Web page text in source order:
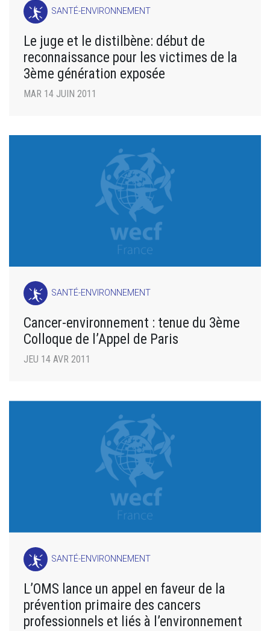
SANTÉ-ENVIRONNEMENT
Le juge et le distilbène: début de
reconnaissance pour les victimes de la
3ème génération exposée
MAR 14 JUIN 2011
SANTÉ-ENVIRONNEMENT
Cancer-environnement : tenue du 3ème
Colloque de l’Appel de Paris
JEU 14 AVR 2011
SANTÉ-ENVIRONNEMENT
L’OMS lance un appel en faveur de la
prévention primaire des cancers
professionnels et liés à l’environnement